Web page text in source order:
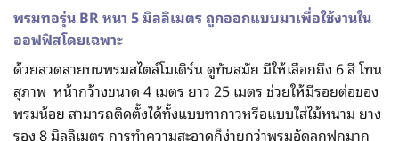
พรมทอรุ่น BRหนา 5มิลลิเมตรถูกออกแบบมาเพื่อใช้งานใน
ออฟฟิสโดยเฉพาะ
ด้วยลวดลายบนพรมสไตล์โมเดิร์น ดูทันสมัย มีให้เลือกถึง 6 สี โทน
สุภาพ หน้ากว้างขนาด 4 เมตร ยาว 25 เมตร ช่วยให้มีรอยต่อของ
พรมน้อย สามารถติดตั้งได้ทั้งแบบทากาวหรือแบบใส่ไม้หนาม ยาง
รอง 8 มิลลิเมตร การทำความสะอาดก็ง่ายกว่าพรมอัดลูกฟูกมาก